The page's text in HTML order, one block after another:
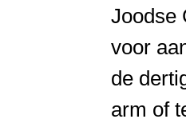
Joodse
voor
de
arm of